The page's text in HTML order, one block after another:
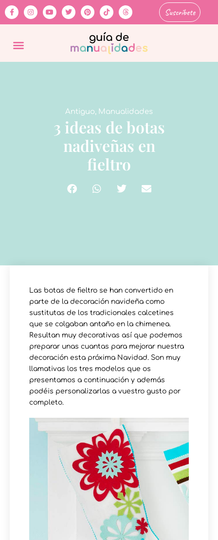
Suscríbete
Antiguo, Manualidades
3 ideas de botas
nadiveñas en
fieltro
Las botas de fieltro se han convertido en
parte de la decoración navideña como
sustitutas de los tradicionales calcetines
que se colgaban antaño en la chimenea.
Resultan muy decorativas así que podemos
preparar unas cuantas para mejorar nuestra
decoración esta próxima Navidad. Son muy
llamativas los tres modelos que os
presentamos a continuación y además
podéis personalizarlas a vuestro gusto por
completo.